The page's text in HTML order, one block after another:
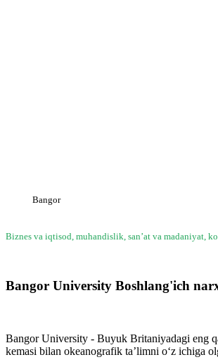
Bangor
Biznes va iqtisod, muhandislik, sanʼat va madaniyat,
Bangor University Boshlang'ich
Bangor University - Buyuk Britaniyadagi eng
kemasi bilan okeanografik ta’limni o‘z ichiga